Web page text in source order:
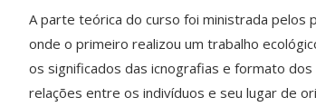
A parte teórica do curso foi ministrada pelos
onde o primeiro realizou um trabalho
os significados das icnografias e formato
relações entre os indivíduos e seu lugar de